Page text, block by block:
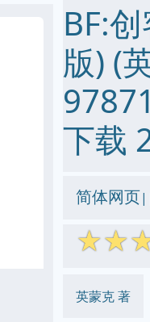
BF:
版) (
下载
简体网页
☆☆
英蒙克 著